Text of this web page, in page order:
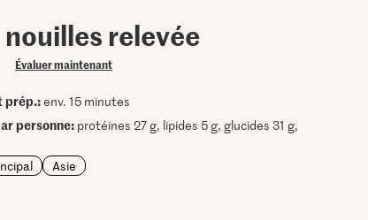
relevée
Évaluer maintenant
prép.:env. 15 minutes
personne: protéines 27 g, lipides 5 g, glucides 31 g,
Asie